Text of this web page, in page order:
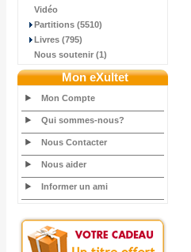
Vidéo
Partitions (5510)
Livres (795)
Nous soutenir (1)
Mon eXultet
Mon Compte
Qui sommes-nous?
Nous Contacter
Nous aider
Informer un ami